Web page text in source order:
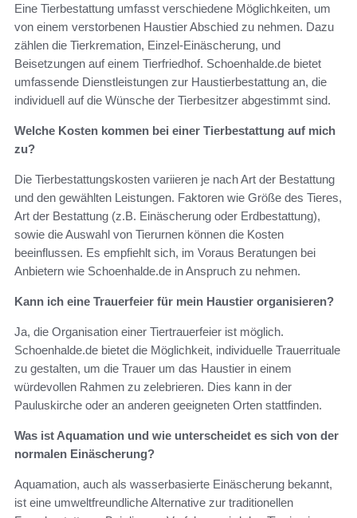
Eine Tierbestattung umfasst verschiedene Möglichkeiten, um
von einem verstorbenen Haustier Abschied zu nehmen. Dazu
zählen die Tierkremation, Einzel-Einäscherung, und
Beisetzungen auf einem Tierfriedhof. Schoenhalde.de bietet
umfassende Dienstleistungen zur Haustierbestattung an, die
individuell auf die Wünsche der Tierbesitzer abgestimmt sind.
Welche Kosten kommen bei einer Tierbestattung auf mich
zu?
Die Tierbestattungskosten variieren je nach Art der Bestattung
und den gewählten Leistungen. Faktoren wie Größe des Tieres,
Art der Bestattung (z.B. Einäscherung oder Erdbestattung),
sowie die Auswahl von Tierurnen können die Kosten
beeinflussen. Es empfiehlt sich, im Voraus Beratungen bei
Anbietern wie Schoenhalde.de in Anspruch zu nehmen.
Kann ich eine Trauerfeier für mein Haustier organisieren?
Ja, die Organisation einer Tiertrauerfeier ist möglich.
Schoenhalde.de bietet die Möglichkeit, individuelle Trauerrituale
zu gestalten, um die Trauer um das Haustier in einem
würdevollen Rahmen zu zelebrieren. Dies kann in der
Pauluskirche oder an anderen geeigneten Orten stattfinden.
Was ist Aquamation und wie unterscheidet es sich von der
normalen Einäscherung?
Aquamation, auch als wasserbasierte Einäscherung bekannt,
ist eine umweltfreundliche Alternative zur traditionellen